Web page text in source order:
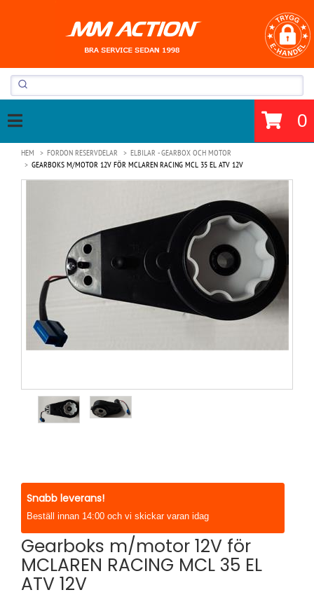
0
HEM FORDON RESERVDELAR
ELBILAR - GEARBOX OCH MOTOR
GEARBOKS M/MOTOR 12V FÖR MCLAREN RACING MCL 35 EL ATV 12V
Snabb leverans!
Beställ innan 14:00 och vi skickar varan idag
Gearboks m/motor 12V för
MCLAREN RACING MCL 35 EL
ATV 12V